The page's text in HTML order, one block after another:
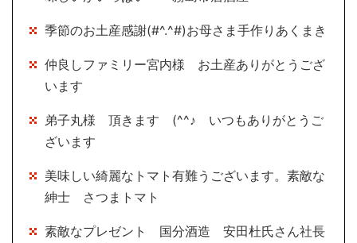
季節のお土産感謝(#^.^#)お母さま手作りあくまき
仲良しファミリー宮内様 お土産ありがとうござ
います
弟子丸様 頂きます (^^♪ いつもありがとうご
ざいます
美味しい綺麗なトマト有難うございます。素敵な
紳士 さつまトマト
素敵なプレゼント 国分酒造 安田杜氏さん社長